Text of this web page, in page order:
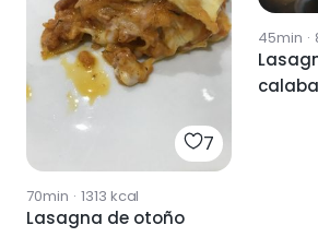
7
70min · 1313 kcal
Lasagna de otoño
45min ·